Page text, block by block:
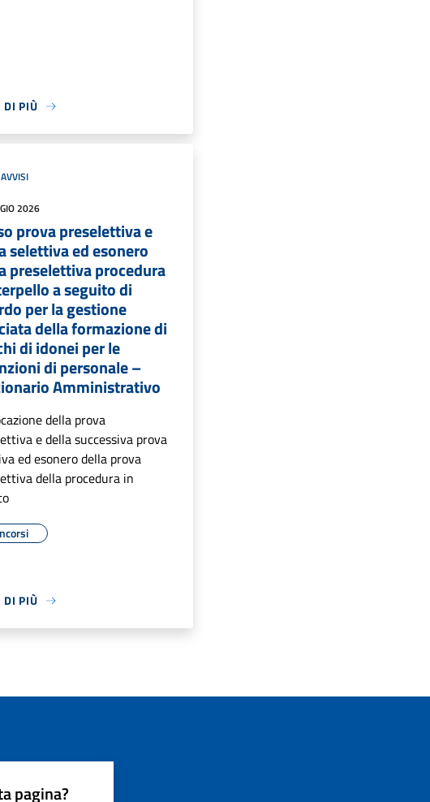
DI PIÙ
AVVISI
2026
prova preselettiva e
selettiva ed esonero
preselettiva procedura
a seguito di
per la gestione
della formazione di
di idonei per le
di personale –
Amministrativo
della prova
e della successiva prova
ed esonero della prova
della procedura in
DI PIÙ
»
pagina?